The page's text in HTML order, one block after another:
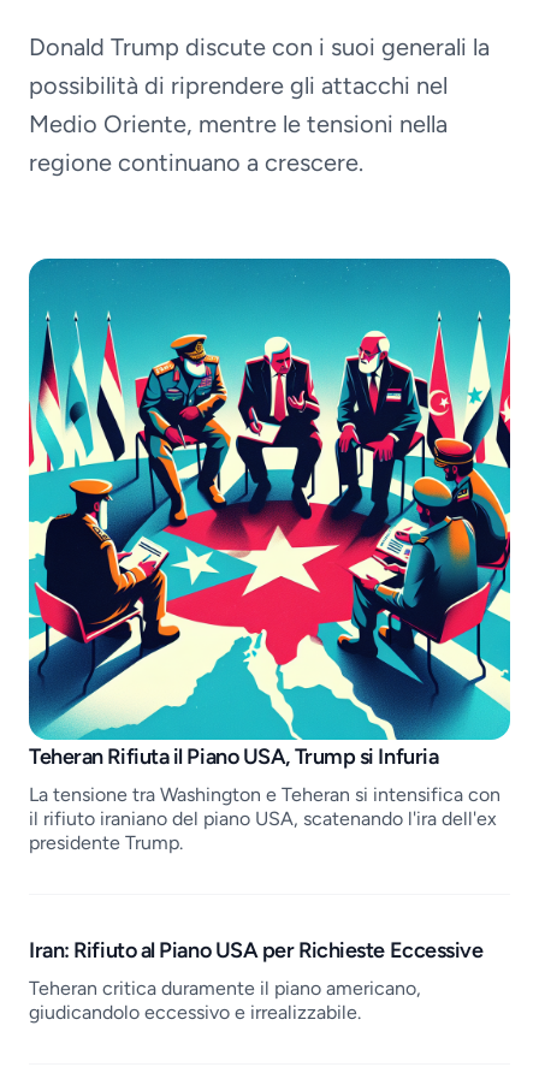
Donald Trump discute con i suoi generali la
possibilità di riprendere gli attacchi nel
Medio Oriente, mentre le tensioni nella
regione continuano a crescere.
Job openings
Teheran Rifiuta il Piano USA, Trump si Infuria
La tensione tra Washington e Teheran si intensifica con
il rifiuto iraniano del piano USA, scatenando l'ira dell'ex
presidente Trump.
Iran: Rifiuto al Piano USA per Richieste Eccessive
Teheran critica duramente il piano americano,
giudicandolo eccessivo e irrealizzabile.